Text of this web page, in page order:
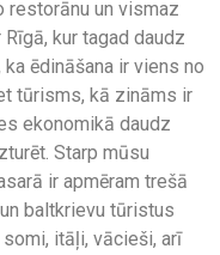
un vismaz
kur tagad daudz
ēdināšana ir viens no
tūrisms, kā zināms ir
ekonomikā daudz
Starp mūsu
ir apmēram trešā
baltkrievu tūristus
itāļi, vācieši, arī